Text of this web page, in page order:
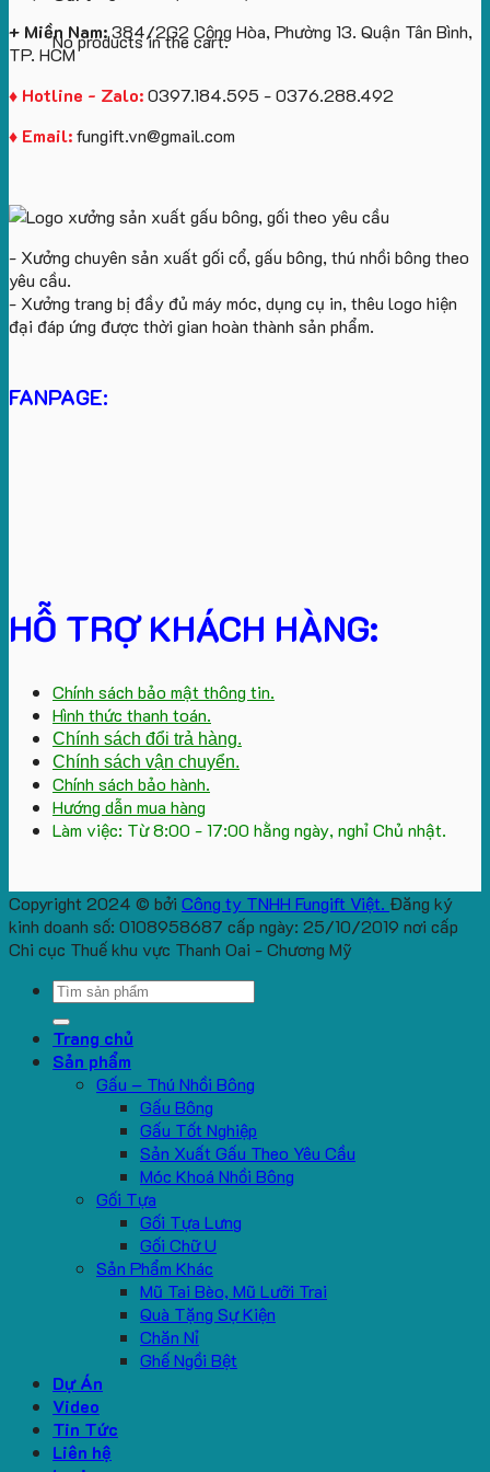
No products in the cart.
+ Miền Nam:384/2G2 Cộng Hòa, Phường 13. Quận Tân Bình,
TP. HCM
♦ Hotline - Zalo:0397.184.595 - 0376.288.492
♦ Email:fungift.vn@gmail.com
- Xưởng chuyên sản xuất gối cổ, gấu bông, thú nhồi bông theo
yêu cầu.
- Xưởng trang bị đầy đủ máy móc, dụng cụ in, thêu logo hiện
đại đáp ứng được thời gian hoàn thành sản phẩm.
FANPAGE:
HỖ TRỢ KHÁCH HÀNG:
Chính sách bảo mật thông tin.
Hình thức thanh toán.
Chính sách đổi trả hàng.
Chính sách vận chuyển.
Chính sách bảo hành.
Hướng dẫn mua hàng
Làm việc: Từ 8:00 - 17:00 hằng ngày, nghỉ Chủ nhật.
Copyright 2024 © bởi Công ty TNHH Fungift Việt. Đăng ký
kinh doanh số: 0108958687 cấp ngày: 25/10/2019 nơi cấp
Chi cục Thuế khu vực Thanh Oai - Chương Mỹ
Search
Trang chủ
Sản phẩm
Gấu – Thú Nhồi Bông
Gấu Bông
Gấu Tốt Nghiệp
Sản Xuất Gấu Theo Yêu Cầu
Móc Khoá Nhồi Bông
Gối Tựa
Gối Tựa Lưng
Gối Chữ U
Sản Phẩm Khác
Mũ Tai Bèo, Mũ Lưỡi Trai
Quà Tặng Sự Kiện
Chăn Nỉ
Ghế Ngồi Bệt
Dự Án
Video
Tin Tức
Liên hệ